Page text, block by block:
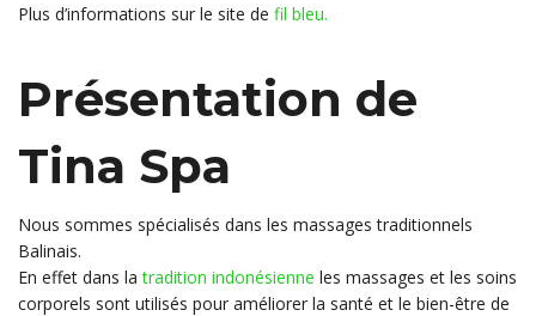
Plus d’informations sur le site de fil bleu.
Présentation de
Tina Spa
Nous sommes spécialisés dans les massages traditionnels
Balinais.
En effet dans latradition indonésienne les massages et les soins
corporels sont utilisés pour améliorer la santé et le bien-être de